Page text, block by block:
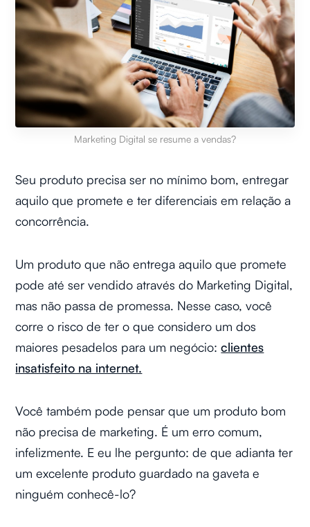
Marketing Digital se resume a vendas?
Seu produto precisa ser no mínimo bom, entregar
aquilo que promete e ter diferenciais em relação a
concorrência.
Um produto que não entrega aquilo que promete
pode até ser vendido através do Marketing Digital,
mas não passa de promessa. Nesse caso, você
corre o risco de ter o que considero um dos
maiores pesadelos para um negócio:clientes
insatisfeito na internet.
Você também pode pensar que um produto bom
não precisa de marketing. É um erro comum,
infelizmente. E eu lhe pergunto: de que adianta ter
um excelente produto guardado na gaveta e
ninguém conhecê-lo?